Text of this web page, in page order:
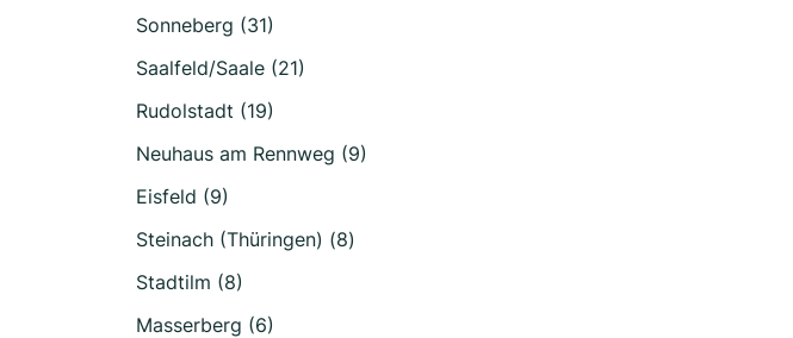
Sonneberg (31)
Saalfeld/Saale (21)
Rudolstadt (19)
Neuhaus am Rennweg (9)
Eisfeld (9)
Steinach (Thüringen) (8)
Stadtilm (8)
Masserberg (6)